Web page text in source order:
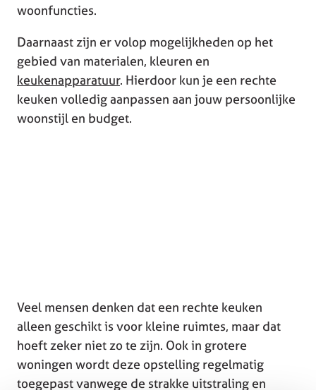
woonfuncties.
Daarnaast zijn er volop mogelijkheden op het
gebied van materialen, kleuren en
keukenapparatuur. Hierdoor kun je een rechte
keuken volledig aanpassen aan jouw persoonlijke
woonstijl en budget.
Veel mensen denken dat een rechte keuken
alleen geschikt is voor kleine ruimtes, maar dat
hoeft zeker niet zo te zijn. Ook in grotere
woningen wordt deze opstelling regelmatig
toegepast vanwege de strakke uitstraling en